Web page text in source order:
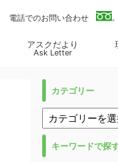
電話でのお問い合わせ
アスクだより
Ask Letter
カテゴリー
キーワードで探